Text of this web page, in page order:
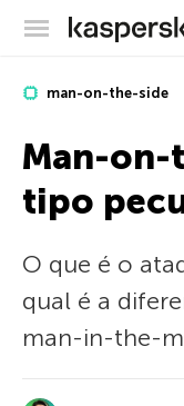
man-on-the-side
Man-on-
tipo
O que é o
qual é a
man-in-the-